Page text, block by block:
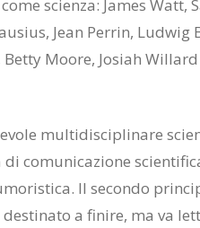
scien­za: Ja­mes Watt,
Jean Per­rin, Lud­wig
Moo­re, Jo­siah
mul­ti­di­sci­pli­na­re
di co­mu­ni­ca­zio­ne
Il se­con­do
a fi­ni­re, ma va